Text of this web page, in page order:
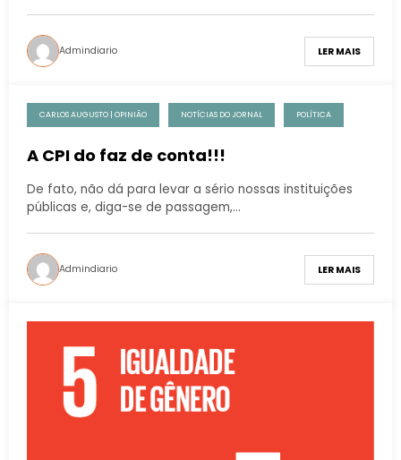
Admindiario LER MAIS
CARLOS AUGUSTO | OPINIÃO NOTÍCIAS DO JORNAL POLÍTICA
A CPI do faz de conta!!!
De fato, não dá para levar a sério nossas instituições
públicas e, diga-se de passagem,…
Admindiario LER MAIS